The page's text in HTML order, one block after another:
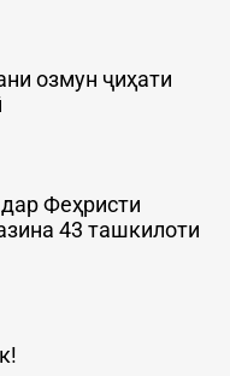
озмун ҷиҳати
Феҳристи
43 ташкилоти